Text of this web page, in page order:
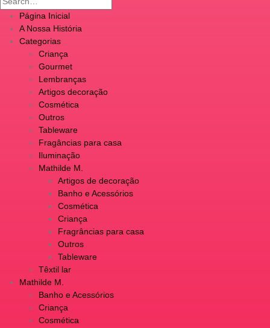
Página Inicial
A Nossa História
Categorias
Criança
Gourmet
Lembranças
Artigos decoração
Cosmética
Outros
Tableware
Fragâncias para casa
Iluminação
Mathilde M.
Artigos de decoração
Banho e Acessórios
Cosmética
Criança
Fragrâncias para casa
Outros
Tableware
Têxtil lar
Mathilde M.
Banho e Acessórios
Criança
Cosmética